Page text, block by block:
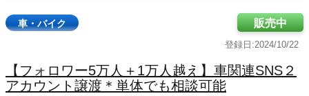
車・バイク
登録日:2024/10/22
販売中
【フォロワー5万人＋1万人越え】車関連SNS２
アカウント譲渡＊単体でも相談可能